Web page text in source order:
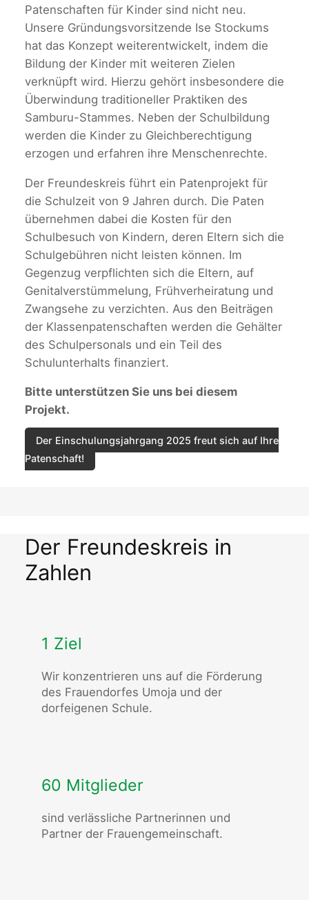
Patenschaften für Kinder sind nicht neu.
Unsere Gründungsvorsitzende Ise Stockums
hat das Konzept weiterentwickelt, indem die
Bildung der Kinder mit weiteren Zielen
verknüpft wird. Hierzu gehört insbesondere die
Überwindung traditioneller Praktiken des
Samburu-Stammes. Neben der Schulbildung
werden die Kinder zu Gleichberechtigung
erzogen und erfahren ihre Menschenrechte.
Der Freundeskreis führt ein Patenprojekt für
die Schulzeit von 9 Jahren durch. Die Paten
übernehmen dabei die Kosten für den
Schulbesuch von Kindern, deren Eltern sich die
Schulgebühren nicht leisten können. Im
Gegenzug verpflichten sich die Eltern, auf
Genitalverstümmelung, Frühverheiratung und
Zwangsehe zu verzichten. Aus den Beiträgen
der Klassenpatenschaften werden die Gehälter
des Schulpersonals und ein Teil des
Schulunterhalts finanziert.
Bitte unterstützen Sie uns bei diesem
Projekt.
Der Einschulungsjahrgang 2025 freut sich auf Ihre
Patenschaft!
Der Freundeskreis in
Zahlen
1 Ziel
Wir konzentrieren uns auf die Förderung
des Frauendorfes Umoja und der
dorfeigenen Schule.
60 Mitglieder
sind verlässliche Partnerinnen und
Partner der Frauengemeinschaft.